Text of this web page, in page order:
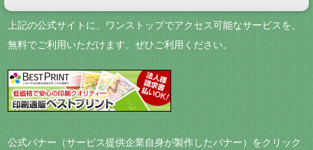
上記の公式サイトに、ワンストップでアクセス可能なサービスを、
無料でご利用いただけます。ぜひご利用ください。
公式バナー（サービス提供企業自身が製作したバナー）をクリック